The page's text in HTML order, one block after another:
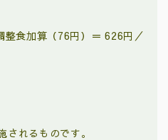
整食加算（76円）＝ 626円／
れるものです。